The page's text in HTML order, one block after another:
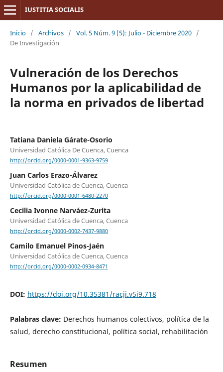
IUSTITIA SOCIALIS
Inicio / Archivos / Vol. 5 Núm. 9 (5): Julio - Diciembre 2020 /
De Investigación
Vulneración de los Derechos
Humanos por la aplicabilidad de
la norma en privados de libertad
Tatiana Daniela Gárate-Osorio
Universidad Católica De Cuenca, Cuenca
http://orcid.org/0000-0001-9363-9759
Juan Carlos Erazo-Álvarez
Universidad Católica de Cuenca, Cuenca
http://orcid.org/0000-0001-6480-2270
Cecilia Ivonne Narváez-Zurita
Universidad Católica de Cuenca, Cuenca
http://orcid.org/0000-0002-7437-9880
Camilo Emanuel Pinos-Jaén
Universidad Católica de Cuenca, Cuenca
http://orcid.org/0000-0002-0934-8471
DOI: https://doi.org/10.35381/racji.v5i9.718
Palabras clave: Derechos humanos colectivos, política de la
salud, derecho constitucional, política social, rehabilitación
Resumen